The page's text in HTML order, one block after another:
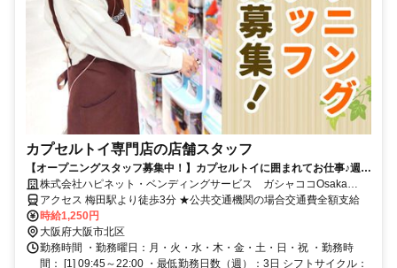
カプセルトイ専門店の店舗スタッフ
【オープニングスタッフ募集中！】カプセルトイに囲まれてお仕事♪週
20h未満のゆったり働けるシフトです◎髪色自由・ネイル＆ピアスOK
株式会社ハピネット・ベンディングサービス ガシャココOsaka
Metro梅田駅
アクセス 梅田駅より徒歩3分 ★公共交通機関の場合交通費全額支給
時給1,250円
大阪府大阪市北区
勤務時間 ・勤務曜日：月・火・水・木・金・土・日・祝 ・勤務時
間： [1] 09:45～22:00 ・最低勤務日数（週）：3日 シフトサイクル：